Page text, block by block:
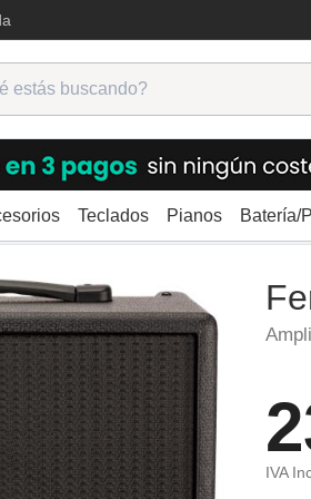
Teclados Pianos Batería/
bajo Combos Fender Rumble
IVA